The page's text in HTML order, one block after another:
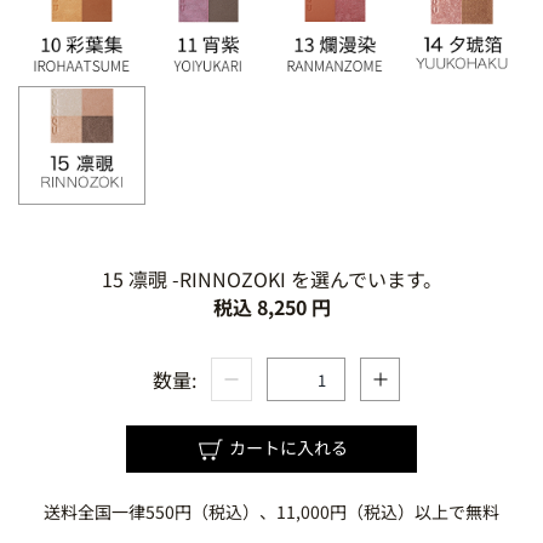
15 凛覗 -RINNOZOKI を選んでいます。
税込 8,250 円
数量:
カートに入れる
送料全国一律550円（税込）、11,000円（税込）以上で無料